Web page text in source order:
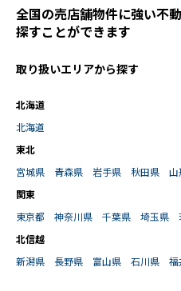
全国の売店舗物件に強い不
探すことができます
取り扱いエリアから探す
北海道
北海道
東北
宮城県
青森県 岩手県 秋田県 山
関東
東京都
神奈川県 千葉県 埼玉県
北信越
新潟県
長野県 富山県 石川県 福